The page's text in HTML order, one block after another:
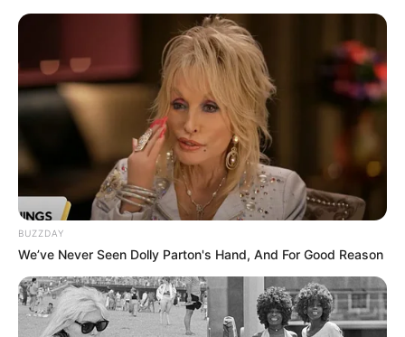
BUZZDAY
We’ve Never Seen Dolly Parton's Hand, And For Good Reason